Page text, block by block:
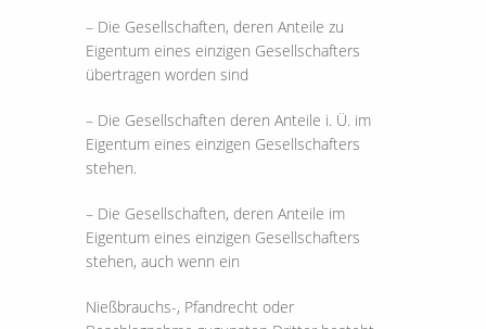
– Die Gesellschaften, deren Anteile zu
Eigentum eines einzigen Gesellschafters
übertragen worden sind
– Die Gesellschaften deren Anteile i. Ü. im
Eigentum eines einzigen Gesellschafters
stehen.
– Die Gesellschaften, deren Anteile im
Eigentum eines einzigen Gesellschafters
stehen, auch wenn ein
Nießbrauchs-, Pfandrecht oder